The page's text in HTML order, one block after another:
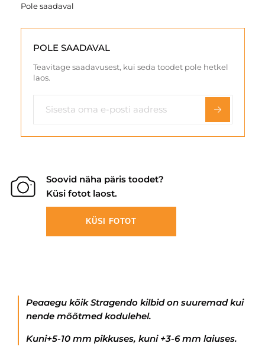
Pole saadaval
POLE SAADAVAL
Teavitage saadavusest, kui seda toodet pole hetkel
laos.
Soovid näha päris toodet?
Küsi fotot laost.
KÜSI FOTOT
Peaaegu kõik Stragendo kilbid on suuremad kui
nende mõõtmed kodulehel.
Kuni+5-10 mm pikkuses, kuni +3-6 mm laiuses.